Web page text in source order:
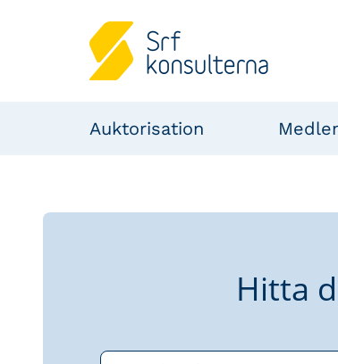
Auktorisation
Hitta